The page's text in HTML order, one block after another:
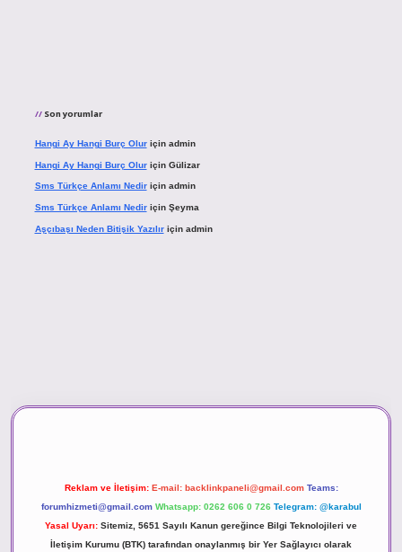
Son yorumlar
Hangi Ay Hangi Burç Oluriçin admin
Hangi Ay Hangi Burç Oluriçin Gülizar
Sms Türkçe Anlamı Nediriçin admin
Sms Türkçe Anlamı Nediriçin Şeyma
Aşçıbaşı Neden Bitişik Yazılıriçin admin
Reklam ve İletişim: E-mail: backlinkpaneli@gmail.com Teams:
forumhizmeti@gmail.com Whatsapp: 0262 606 0 726 Telegram: @karabul
Yasal Uyarı: Sitemiz, 5651 Sayılı Kanun gereğince Bilgi Teknolojileri ve
İletişim Kurumu (BTK) tarafından onaylanmış bir Yer Sağlayıcı olarak